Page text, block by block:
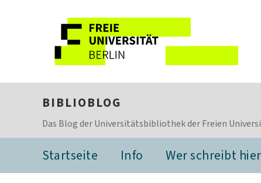
BIBLIOBLOG
Das Blog der Universitätsbibliothek der Freien
Startseite Info Wer schreibt